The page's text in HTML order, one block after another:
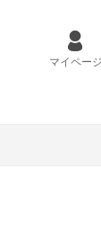
マイページ